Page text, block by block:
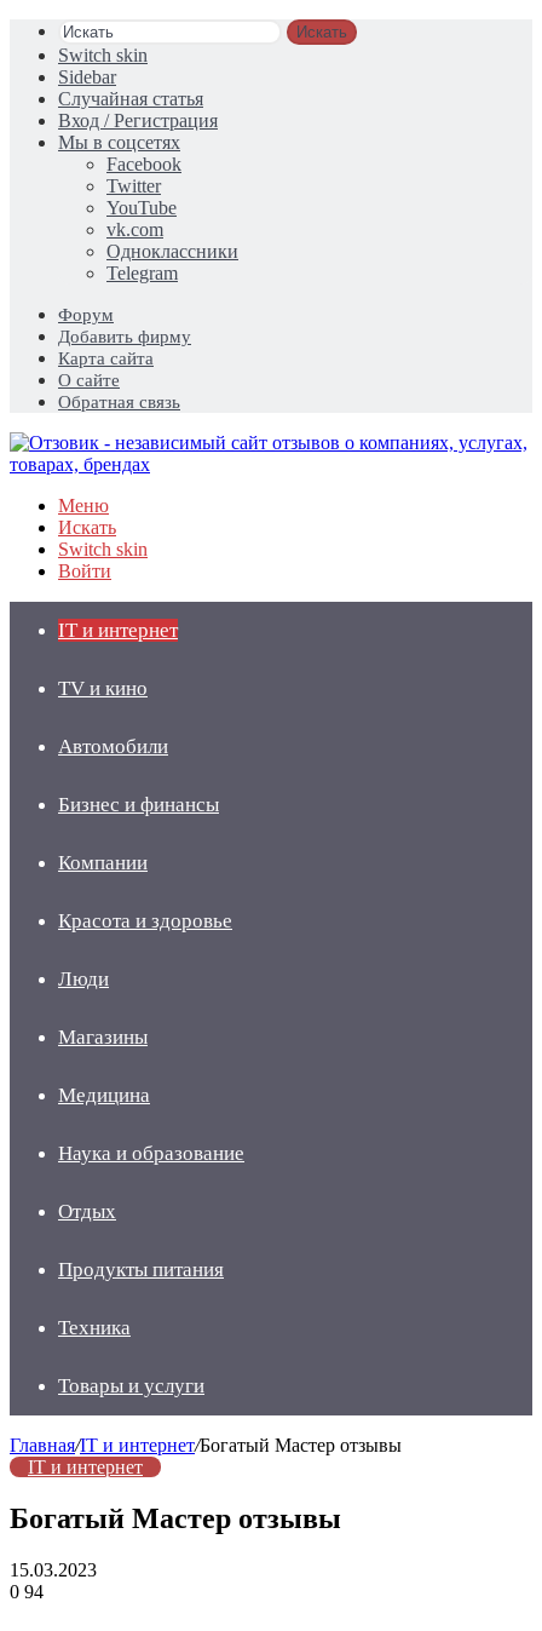
Искать
Switch skin
Sidebar
Случайная статья
Вход / Регистрация
Мы в соцсетях
Facebook
Twitter
YouTube
vk.com
Одноклассники
Telegram
Форум
Добавить фирму
Карта сайта
О сайте
Обратная связь
Меню
Искать
Switch skin
Войти
IT и интернет
TV и кино
Автомобили
Бизнес и финансы
Компании
Красота и здоровье
Люди
Магазины
Медицина
Наука и образование
Отдых
Продукты питания
Техника
Товары и услуги
Главная/IT и интернет/Богатый Мастер отзывы
IT и интернет
Богатый Мастер отзывы
15.03.2023
0 94